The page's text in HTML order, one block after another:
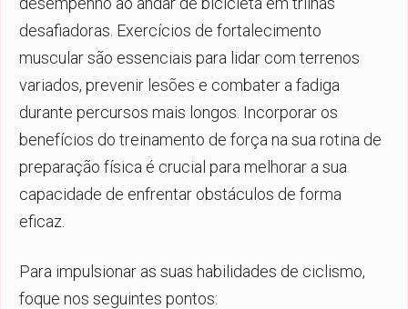
desafiadoras. Exercícios de fortalecimento
muscular são essenciais para lidar com terrenos
variados, prevenir lesões e combater a fadiga
durante percursos mais longos. Incorporar os
benefícios do treinamento de força na sua rotina de
preparação física é crucial para melhorar a sua
capacidade de enfrentar obstáculos de forma
eficaz.
Para impulsionar as suas habilidades de ciclismo,
foque nos seguintes pontos: